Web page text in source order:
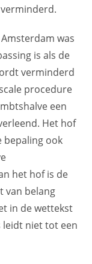
was
is als de
verminderd
procedure
een
Het hof
bepaling ook
het hof is de
van belang
in de wettekst
leidt niet tot een